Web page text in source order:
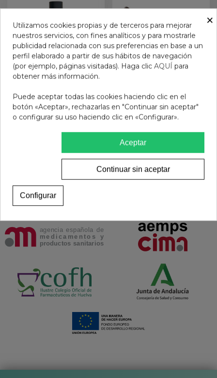
Laca de uñas Mia COAL
3707
7,95 €
MAXI BLENDER BRUSH
12,95 €
Añadir al carrito
×
Utilizamos cookies propias y de terceros para mejorar
nuestros servicios, con fines analíticos y para mostrarle
publicidad relacionada con sus preferencias en base a un
perfil elaborado a partir de sus hábitos de navegación
(por ejemplo, páginas visitadas). Haga clic AQUÍ para
obtener más información.
Puede aceptar todas las cookies haciendo clic en el
botón «Aceptar», rechazarlas en "Continuar sin aceptar"
o configurar su uso haciendo clic en «Configurar».
Aceptar
Continuar sin aceptar
Configurar